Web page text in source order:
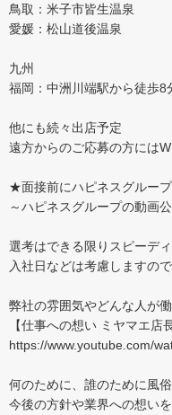
鳥取：米子市皆生温泉
愛媛：松山道後温泉
九州
福岡：中洲川端駅から徒歩8
他にも続々出店予定
遠方からのご応募の方には
★面接前にハピネスグルー
～ハピネスグループの動画
選考はできる限りスピーディ
入社日などは考慮しますの
弊社の雰囲気やどんな人が
【仕事への想い ミヤマエ店
https://www.youtube.com/
何のために、誰のために風
今後の方針や業界への想い